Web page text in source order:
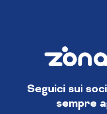
Seguici sui
sempre